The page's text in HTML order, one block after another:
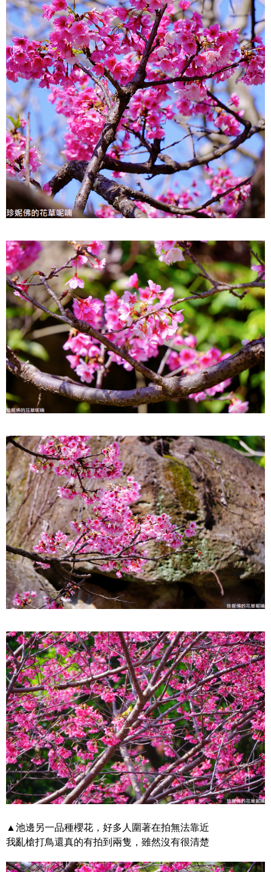
▲池邊另一品種櫻花，好多人圍著在拍無法靠近
我亂槍打鳥還真的有拍到兩隻，雖然沒有很清楚